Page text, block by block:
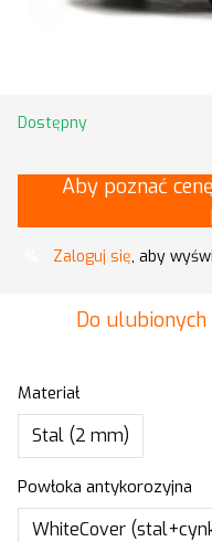
Dostępny
Aby poznać
Zaloguj się, aby
Do ulubionych
Materiał
Stal (2 mm)
Powłoka antykorozyjna
WhiteCover